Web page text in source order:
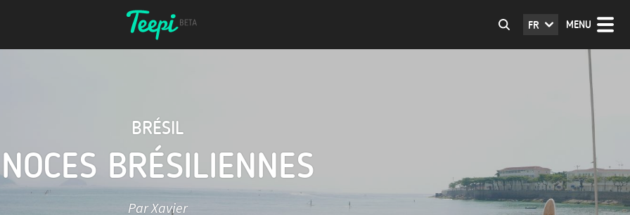
MENU
FR
BRÉSIL
NOCES BRÉSILIENNES
Par Xavier